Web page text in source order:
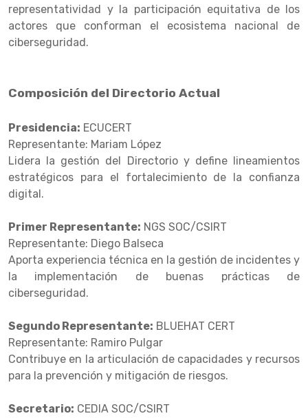
representatividad y la participación equitativa de los
actores que conforman el ecosistema nacional de
ciberseguridad.
Composición del Directorio Actual
Presidencia: ECUCERT
Representante: Mariam López
Lidera la gestión del Directorio y define lineamientos
estratégicos para el fortalecimiento de la confianza
digital.
Primer Representante: NGS SOC/CSIRT
Representante: Diego Balseca
Aporta experiencia técnica en la gestión de incidentes y
la implementación de buenas prácticas de
ciberseguridad.
Segundo Representante: BLUEHAT CERT
Representante: Ramiro Pulgar
Contribuye en la articulación de capacidades y recursos
para la prevención y mitigación de riesgos.
Secretario: CEDIA SOC/CSIRT